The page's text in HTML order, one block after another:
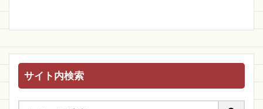
サイト内検索